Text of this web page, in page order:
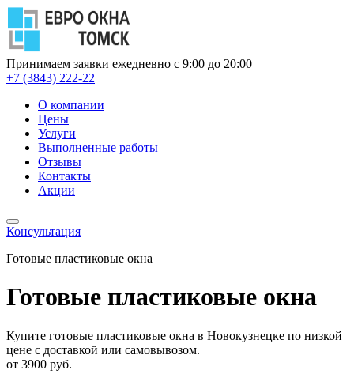
Принимаем заявки ежедневно с 9:00 до 20:00
+7 (3843) 222-22
О компании
Цены
Услуги
Выполненные работы
Отзывы
Контакты
Акции
Консультация
Готовые пластиковые окна
Готовые пластиковые окна
Купите готовые пластиковые окна в Новокузнецке по низкой
цене с доставкой или самовывозом.
от 3900 руб.